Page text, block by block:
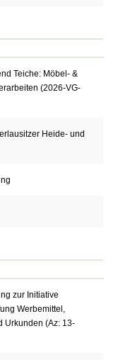
Teiche: Möbel- &
(2026-VG-
Heide- und
zur Initiative
Werbemittel,
Urkunden (Az: 13-